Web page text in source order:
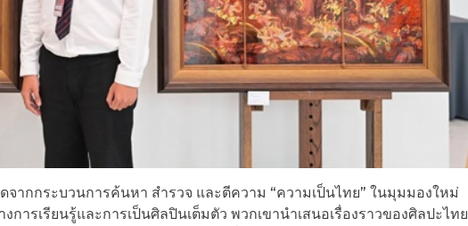
ากกระบวนการค้นหา สำรวจ และตีความ “ความเป็นไทย” ในมุมมองใหม่
ารเรียนรู้และการเป็นศิลปินเต็มตัว พวกเขานำเสนอเรื่องราวของศิลปะไทย